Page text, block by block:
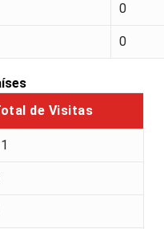
0
0
de Visitas